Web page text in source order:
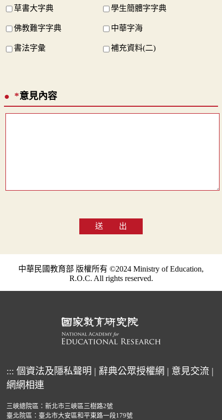
草書大字典 學生簡體字字典
佛教難字字典 中華字海
書法字彙 補充資料(二)
*意見內容
送 出
中華民國教育部 版權所有 ©2024 Ministry of Education,
R.O.C. All rights reserved.
::: 個資法及隱私聲明 | 辭典公眾授權網 | 意見交流 |
網網相連
三峽總院區：新北市三峽區三樹路2號
臺北院區：臺北市大安區和平東路一段179號